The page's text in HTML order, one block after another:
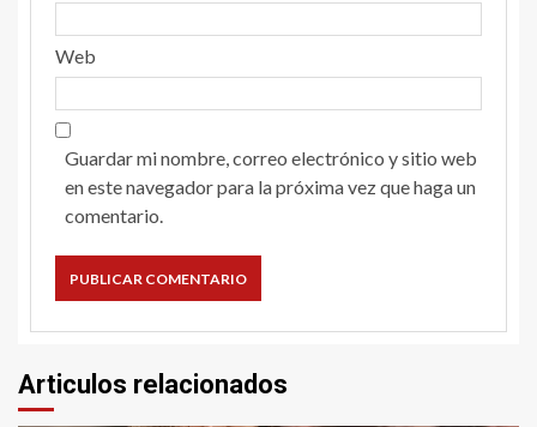
Web
Guardar mi nombre, correo electrónico y sitio web
en este navegador para la próxima vez que haga un
comentario.
Articulos relacionados